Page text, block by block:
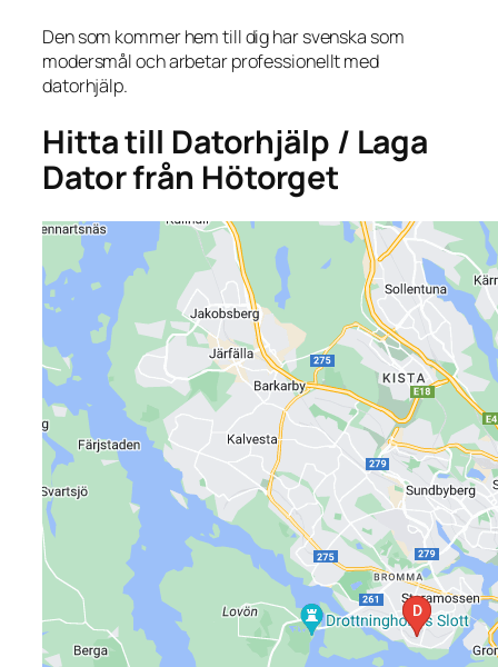
Den som kommer hem till dig har svenska som
modersmål och arbetar professionellt med
datorhjälp.
Hitta till Datorhjälp / Laga
Dator från Hötorget